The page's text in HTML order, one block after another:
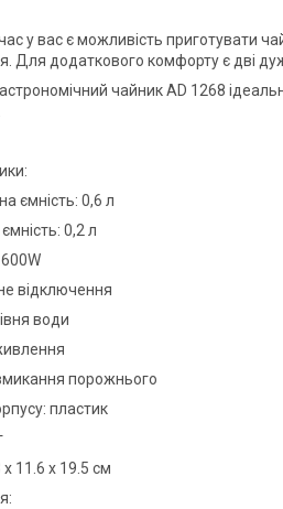
у вас є можливість приготувати
Для додаткового комфорту є дві
чайник AD 1268
ємність: 0,6 л
0,2 л
відключення
води
порожнього
пластик
x 11.6 x 19.5 см